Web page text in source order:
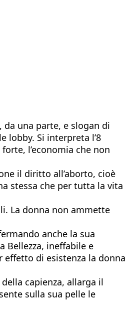
una parte, e slogan di
lobby. Si interpreta l’8
l’economia che non
il diritto all’aborto, cioè
stessa che per tutta la vita
La donna non ammette
anche la sua
Bellezza, ineffabile e
effetto di esistenza la donna
capienza, allarga il
sulla sua pelle le